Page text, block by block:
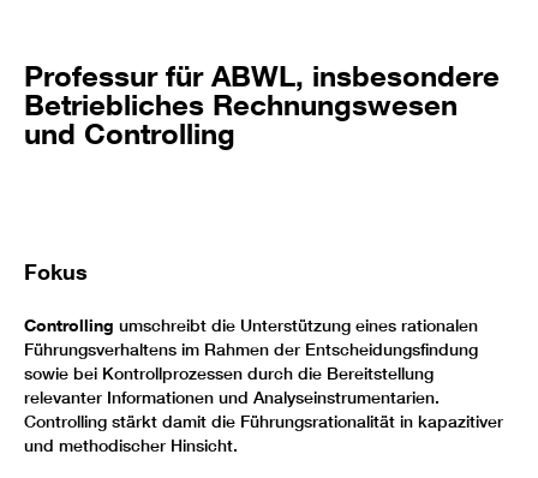
Professur für ABWL, insbesondere
Betriebliches Rechnungswesen
und Controlling
Fokus
Controlling umschreibt die Unterstützung eines rationalen
Führungsverhaltens im Rahmen der Entscheidungsfindung
sowie bei Kontrollprozessen durch die Bereitstellung
relevanter Informationen und Analyseinstrumentarien.
Controlling stärkt damit die Führungsrationalität in kapazitiver
und methodischer Hinsicht.